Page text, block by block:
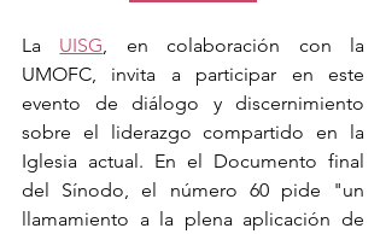
La UISG , en colaboración con la
UMOFC, invita a participar en este
evento de diálogo y discernimiento
sobre el liderazgo compartido en la
Iglesia actual. En el Documento final
del Sínodo, el número 60 pide "un
llamamiento a la plena aplicación de